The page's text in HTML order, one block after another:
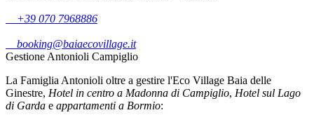
+39 070 7968886
booking@baiaecovillage.it
Gestione Antonioli Campiglio
La Famiglia Antonioli oltre a gestire l'Eco Village Baia delle
Ginestre, Hotel in centro a Madonna di Campiglio, Hotel sul Lago
di Garda e appartamenti a Bormio: